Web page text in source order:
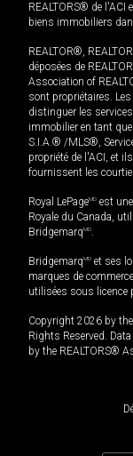
REALTORS® de l'ACI
biens immobiliers
REALTOR®,
déposées de
Association of
sont propriétaires.
distinguer les
immobilier en tant
S.I.A.® /MLS®,
propriété de l'ACI, et
fournissent les
Royal LePageMD est
Royale du Canada,
BridgemarqMD.
BridgemarqMD et ses
marques de
utilisées sous licence
Copyright 2026 by
Rights Reserved.
by the REALTORS®